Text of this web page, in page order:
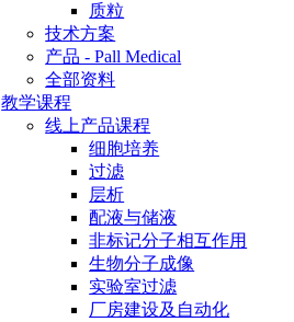
质粒
技术方案
产品 - Pall Medical
全部资料
教学课程
线上产品课程
细胞培养
过滤
层析
配液与储液
非标记分子相互作用
生物分子成像
实验室过滤
厂房建设及自动化